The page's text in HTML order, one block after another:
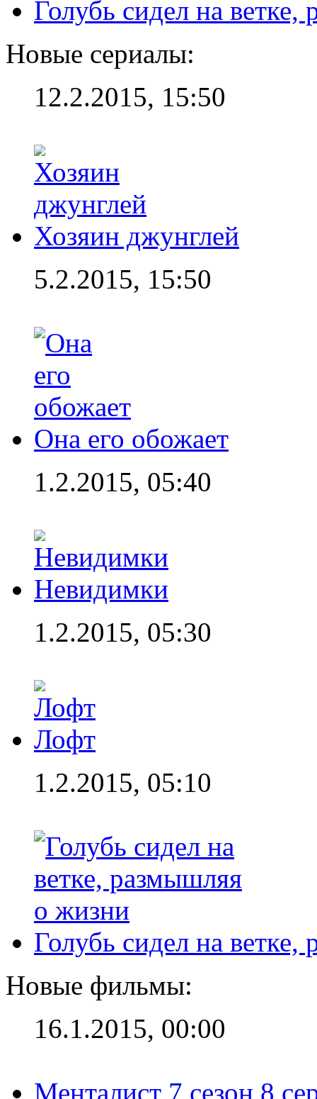
Голубь сидел на
Новые сериалы:
12.2.2015, 15:50
Хозяин джунглей
5.2.2015, 15:50
Она его обожает
1.2.2015, 05:40
Невидимки
1.2.2015, 05:30
Лофт
1.2.2015, 05:10
Голубь сидел на
Новые фильмы:
16.1.2015, 00:00
Менталист 7 сезон 8